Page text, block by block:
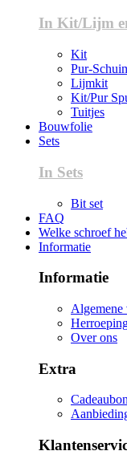
In Kit/Lijm
Kit
Pur-
Lijmkit
Kit/Pur
Tuitjes
Bouwfolie
Sets
In Sets
Bit set
FAQ
Welke schroef
Informatie
Informatie
Algemene
Over ons
Extra